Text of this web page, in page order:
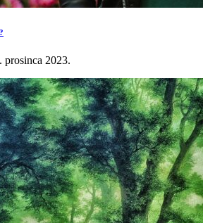
prosinca 2023.